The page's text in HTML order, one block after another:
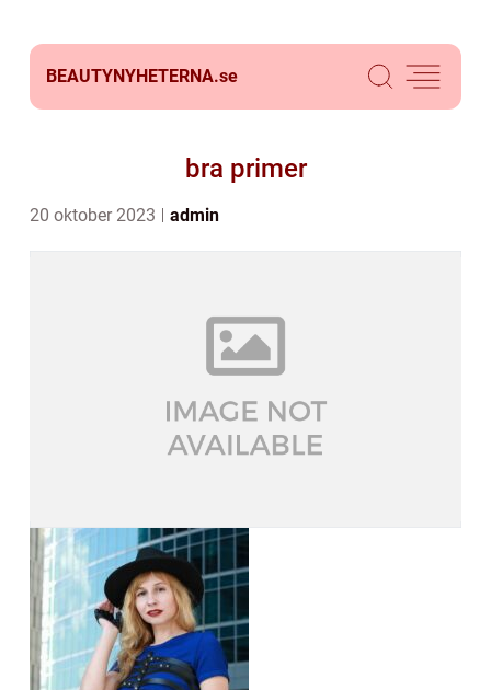
BEAUTYNYHETERNA.se
bra primer
20 oktober 2023 admin